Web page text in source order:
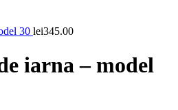
30 lei345.00
iarna – model